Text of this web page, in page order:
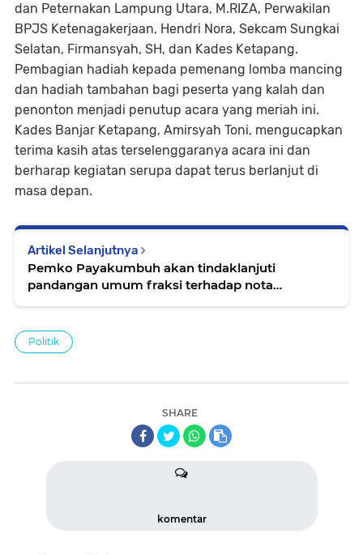
dan Peternakan Lampung Utara, M.RIZA, Perwakilan
BPJS Ketenagakerjaan, Hendri Nora, Sekcam Sungkai
Selatan, Firmansyah, SH, dan Kades Ketapang.
Pembagian hadiah kepada pemenang lomba mancing
dan hadiah tambahan bagi peserta yang kalah dan
penonton menjadi penutup acara yang meriah ini.
Kades Banjar Ketapang, Amirsyah Toni, mengucapkan
terima kasih atas terselenggaranya acara ini dan
berharap kegiatan serupa dapat terus berlanjut di
masa depan.
Artikel Selanjutnya
Pemko Payakumbuh akan tindaklanjuti
pandangan umum fraksi terhadap nota
Politik
SHARE
komentar